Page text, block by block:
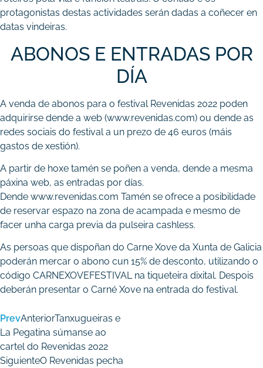
protagonistas destas actividades serán dadas a coñecer en
datas vindeiras.
ABONOS E ENTRADAS POR
DÍA
A venda de abonos para o festival Revenidas 2022 poden
adquirirse dende a web (www.revenidas.com) ou dende as
redes sociais do festival a un prezo de 46 euros (máis
gastos de xestión).
A partir de hoxe tamén se poñen a venda, dende a mesma
páxina web, as entradas por días.
Dende www.revenidas.com Tamén se ofrece a posibilidade
de reservar espazo na zona de acampada e mesmo de
facer unha carga previa da pulseira cashless.
As persoas que dispoñan do Carne Xove da Xunta de Galicia
poderán mercar o abono cun 15% de desconto, utilizando o
código CARNEXOVEFESTIVAL na tiqueteira dixital. Despois
deberán presentar o Carné Xove na entrada do festival.
PrevAnteriorTanxugueiras e
La Pegatina súmanse ao
cartel do Revenidas 2022
SiguienteO Revenidas pecha